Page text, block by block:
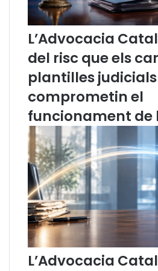
s
u
b
s
a
e
m
o
e
s
m
e
n
e
m
?
i
a
l
P
f
m
e
t
d
e
l
t
L’Advocacia
del risc que els
plantilles judicials
comprometin el
funcionament de
L’Advocacia